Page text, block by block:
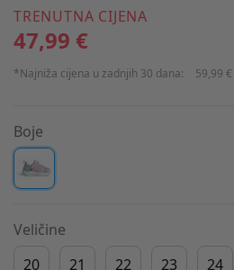
TRENUTNA CIJENA
47,99 €
*Najniža cijena u zadnjih 30 dana: 59,99 €
Boje
Veličine
20
21 22 23 24